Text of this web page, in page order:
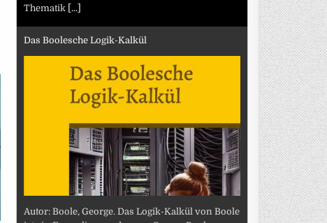
Thematik [...]
Das Boolesche Logik-Kalkül
Autor: Boole, George. Das Logik-Kalkül von Boole